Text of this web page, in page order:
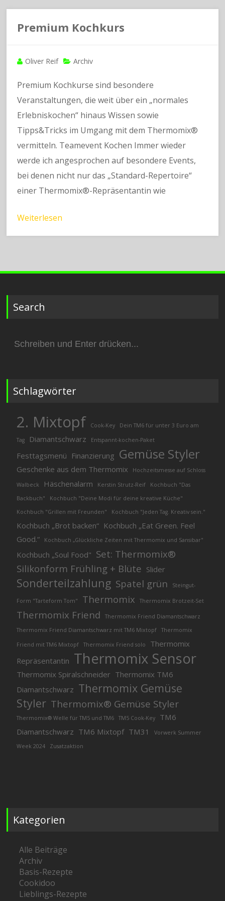
Premium Kochkurs
Oliver Reif Archiv
Premium Kochkurse sind besondere
Veranstaltungen, die weit über ein „normales
Erlebniskochen“ hinaus Wissen sowie
Tipps&Tricks im Umgang mit dem Thermomix®
vermitteln. Teamevent Kochen Immer wieder
werde ich angesprochen auf besondere Events,
bei denen nicht nur das „Standard-Repertoire“
einer Thermomix®-Repräsentantin wie
Weiterlesen
Search
nach:
Schlagwörter
2. Mixtopf Cook-Key Dein TM6 für unter 3 Euro am
Tag Diamantschwarz Entspannt-kochen-Paket
Festtagsmenü Finanzierung Gemüse Styler
Geschenke aus dem Thermomix Hochzeitsmesse auf Schloss
Walbeck Häschenalarm Kerstin Strutz-Reif
Kochbuch "Das
Backbuch"
Kochbuch "Deine Modi für deine kreative Küche"
Kochbuch "Grillen mit Freunden"
Kochbuch "Jeden Tag. Kreativ sein."
Kochbuch „Brot backen“ Kochbuch „Eat Green. Feel
Good.“
Kochbuch „Glückliche Zeiten mit Thermomix und Sansibar"
Kochbuch „Soul Food" Set: Thermomix®
Silikonform Frühling + Blüte Slider
Sonderteilzahlung Spatel grün Steingut-
Form "Tarteform Tom" Thermomix Thermomix Brotzeit-Set
Thermomix Friend
Thermomix Friend Diamantschwarz
Thermomix Friend Diamantschwarz mit TM6 Mixtopf
Thermomix
Friend mit TM6 Mixtopf Thermomix Friend solo
Thermomix
Repräsentantin Thermomix Sensor
Thermomix Spiralschneider Thermomix TM6
Diamantschwarz Thermomix Gemüse
Styler Thermomix® Gemüse Styler
Thermomix® Welle für TM5 und TM6 TM5 Cook-Key
TM6
Diamantschwarz TM6 Mixtopf TM31
Vorwerk Summer
Week 2024
Zusatzaktion
Kategorien
Alle Beiträge
Archiv
Basis-Rezepte
Cookidoo
Lieblings-Rezepte